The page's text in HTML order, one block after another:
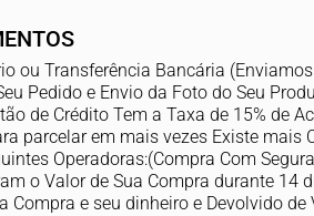
ou Transferência Bancária
Pedido e Envio da Foto do Seu
de Crédito Tem a Taxa de 15% de
parcelar em mais vezes Existe mais
Operadoras:(Compra Com
o Valor de Sua Compra durante 14
Compra e seu dinheiro e Devolvido de